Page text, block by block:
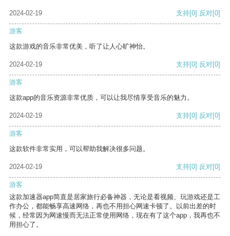
2024-02-19 支持[0] 反对[0]
游客
这款游戏的音乐非常优美，听了让人心旷神怡。
2024-02-19 支持[0] 反对[0]
游客
这款app的音乐资源非常优质，可以让我尽情享受音乐的魅力。
2024-02-19 支持[0] 反对[0]
游客
这款软件非常实用，可以帮助我解决很多问题。
2024-02-19 支持[0] 反对[0]
游客
这款加速器app简直是居家旅行必备神器，无论是看视频、玩游戏还是工
作办公，都能畅享高速网络，再也不用担心网速卡顿了。以前出差的时
候，经常因为网速慢而无法正常使用网络，现在有了这个app，我再也不
用担心了。